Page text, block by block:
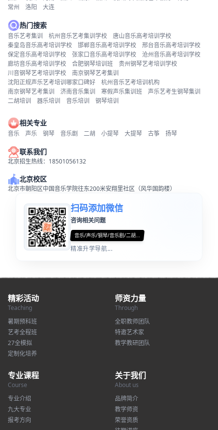
常州
洛阳 大连
热门搜索
音乐艺考集训 杭州音乐艺考集训学校
唐山音乐高考培训学校
秦皇岛音乐高考培训学校
邯郸音乐高考培训学校
邢台音乐高考培训学校
保定音乐高考培训学校
张家口音乐高考培训学校
沧州音乐高考培训学校
廊坊音乐高考培训学校
合肥钢琴培训班
贵州钢琴艺考培训学校
川音钢琴艺考培训学校
南京钢琴艺考集训
沈阳正规声乐艺考培训哪家口碑好
杭州音乐艺考培训机构
南京钢琴艺考集训
济南音乐集训 寒假声乐集训班
声乐艺考生钢琴集训
二胡培训
器乐培训 音乐培训 钢琴培训
相关专业
音乐 声乐 钢琴 音乐剧 二胡 小提琴 大提琴 古筝 扬琴
联系我们
北京招生热线：18501056132
北京校区
北京市朝阳区中国音乐学院往东200米安翔里社区（风华国韵楼）
扫码添加微信
咨询相关问题
音乐/声乐/钢琴/音乐剧/二胡...
精准升学导航...
精彩活动
Teaching
暑期预科班
艺考全程班
27全模拟
定制化培养
师资力量
Through
全职教师团队
特邀艺术家
教学教研团队
专业课程
Course
专业介绍
九大专业
报考方向
关于我们
About us
品牌简介
教学师资
荣誉资质